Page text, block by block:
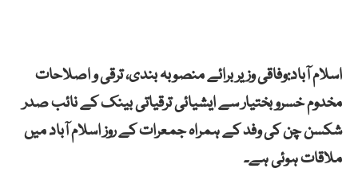
اسلام آباد:وفاقی وزیر برائے منصوبہ بندی، ترقی و اصلاحات
مخدوم خسرو بختیار سے ایشیائی ترقیاتی بینک کے نائب صدر
شکسن چن کی وفد کے ہمراہ جمعرات کے روز اسلام آباد میں
ملاقات ہوئی ہے۔